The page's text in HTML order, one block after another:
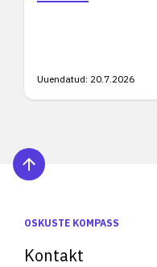
Uuendatud: 20.7.2026
OSKUSTE KOMPASS
Kontakt